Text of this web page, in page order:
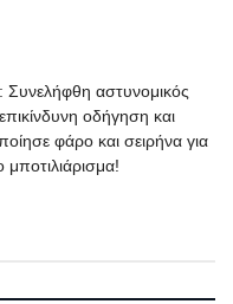
αστυνομικός
οδήγηση και
φάρο και σειρήνα για